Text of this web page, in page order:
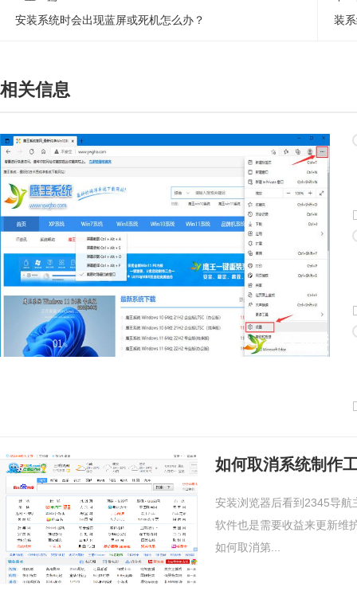
安装系统时会出现蓝屏或死机怎么办？
相关信息
如何取消系统制作
安装浏览器后看到2345导航
软件也是需要收益来更新维
如何取消第...